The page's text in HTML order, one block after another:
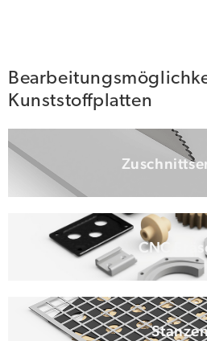
Kunststoffplatten
CNC